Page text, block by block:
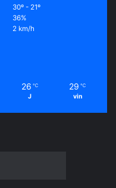
30º - 21º
36%
2 km/h
26 ℃
J
29 ℃
vin